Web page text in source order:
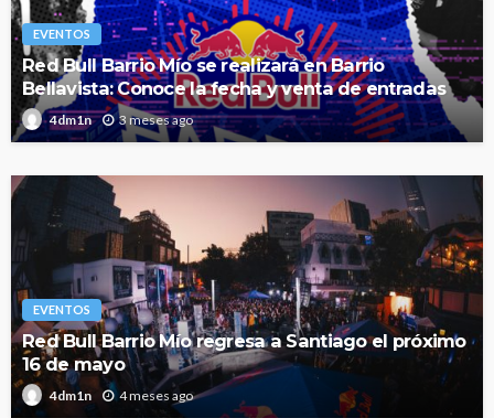
EVENTOS
Red Bull Barrio Mío se realizará en Barrio
Bellavista: Conoce la fecha y venta de entradas
4dm1n 3 meses ago
EVENTOS
Red Bull Barrio Mío regresa a Santiago el próximo
16 de mayo
4dm1n 4 meses ago